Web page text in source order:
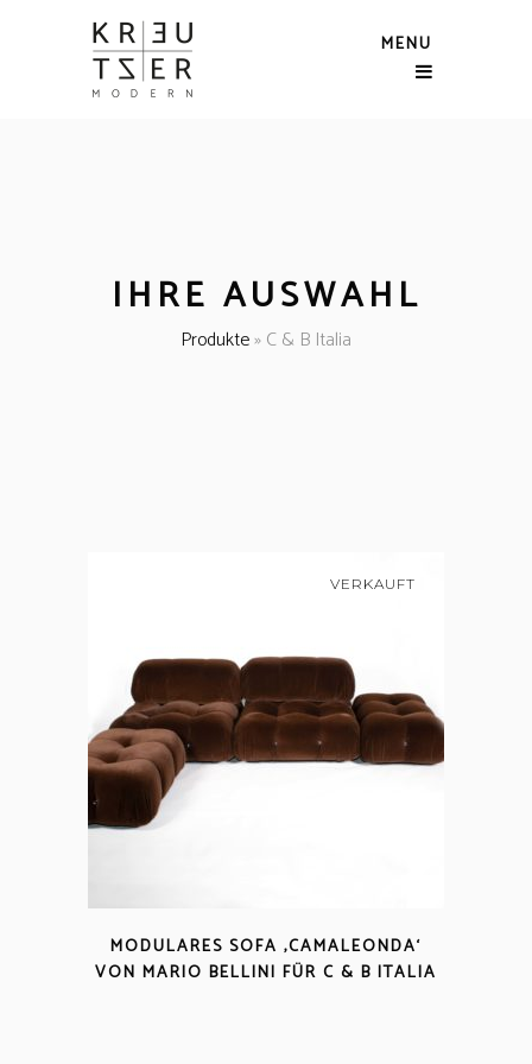
MENU
IHRE AUSWAHL
Produkte»C & B Italia
VERKAUFT
MODULARES SOFA ‚CAMALEONDA‘
VON MARIO BELLINI FÜR C & B ITALIA